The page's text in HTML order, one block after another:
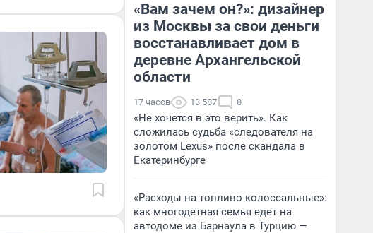
«Вам зачем он?»: дизайнер
из Москвы за свои деньги
восстанавливает дом в
деревне Архангельской
области
17 часов 13 587 8
«Не хочется в это верить». Как
сложилась судьба «следователя на
золотом Lexus» после скандала в
Екатеринбурге
«Расходы на топливо колоссальные»:
как многодетная семья едет на
автодоме из Барнаула в Турцию —